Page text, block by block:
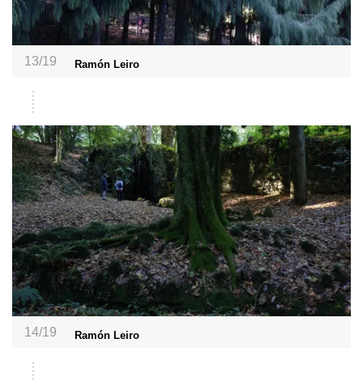
13/19 Ramón Leiro
14/19 Ramón Leiro